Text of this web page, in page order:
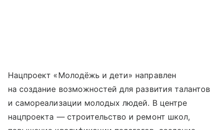
Нацпроект «Молодёжь и дети» направлен
на создание возможностей для развития талантов
и самореализации молодых людей. В центре
нацпроекта — строительство и ремонт школ,